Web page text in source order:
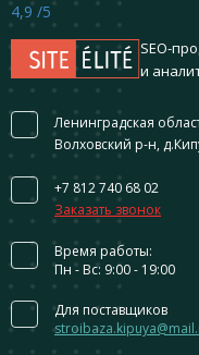
4,9 /5
SEO-
и
Ленинградская
Волховский р-н,
+7 812 740 68 02
Заказать звонок
Время работы:
Пн - Вс: 9:00 - 19:00
Для поставщиков